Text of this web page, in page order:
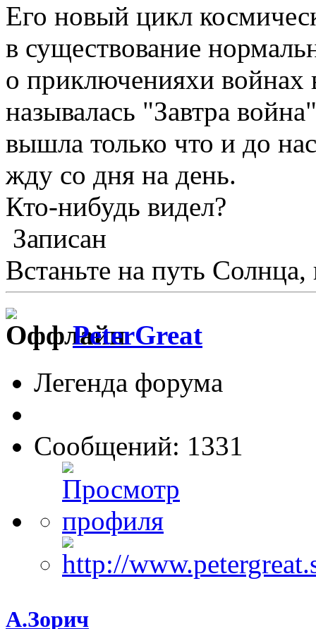
Его новый цикл
в существование
о приключенияхи войнах
называлась "Завтра
вышла только что и до
жду со дня на день.
Кто-нибудь видел?
Записан
Встаньте на путь
PeterGreat
Легенда форума
Сообщений: 1331
А.Зорич